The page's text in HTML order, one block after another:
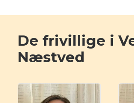
De frivillige i
Næstved